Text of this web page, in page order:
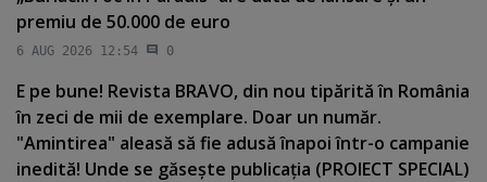
premiu de 50.000 de euro
6 AUG 2026 12:54 0
E pe bune! Revista BRAVO, din nou tipărită în România
în zeci de mii de exemplare. Doar un număr.
"Amintirea" aleasă să fie adusă înapoi într-o campanie
inedită! Unde se găseşte publicaţia (PROIECT SPECIAL)